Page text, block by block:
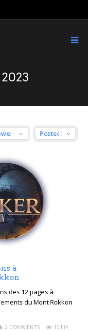
à
des 12 pages à
du Mont Rokkon
2 COMMENTS
10114